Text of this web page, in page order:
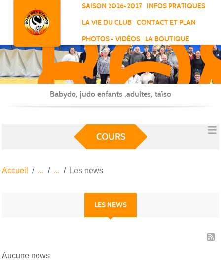
SAISON 2026-2027
INFOS PRATIQUES
LA VIE DU CLUB
CONTACT ET PLAN
PHOTOS - VIDÉOS
LA BOUTIQUE
-
-
Babydo, judo enfants ,adultes, taïso
COURS
Accueil Les news
LES NEWS
Aucune news
Panneau de gestion des cookies